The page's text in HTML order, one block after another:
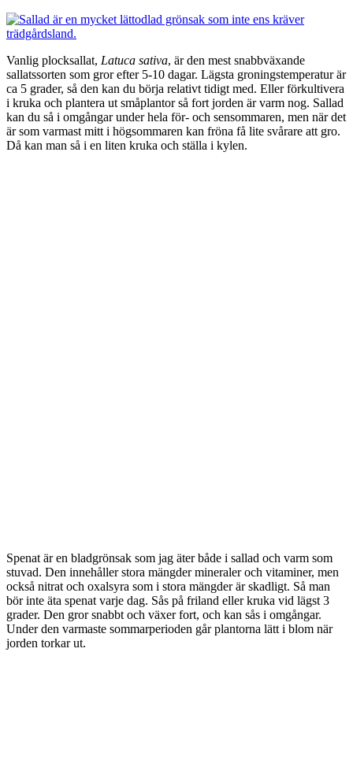
Vanlig plocksallat, Latuca sativa, är den mest snabbväxande
sallatssorten som gror efter 5-10 dagar. Lägsta groningstemperatur är
ca 5 grader, så den kan du börja relativt tidigt med. Eller förkultivera
i kruka och plantera ut småplantor så fort jorden är varm nog. Sallad
kan du så i omgångar under hela för- och sensommaren, men när det
är som varmast mitt i högsommaren kan fröna få lite svårare att gro.
Då kan man så i en liten kruka och ställa i kylen.
Spenat är en bladgrönsak som jag äter både i sallad och varm som
stuvad. Den innehåller stora mängder mineraler och vitaminer, men
också nitrat och oxalsyra som i stora mängder är skadligt. Så man
bör inte äta spenat varje dag. Sås på friland eller kruka vid lägst 3
grader. Den gror snabbt och växer fort, och kan sås i omgångar.
Under den varmaste sommarperioden går plantorna lätt i blom när
jorden torkar ut.